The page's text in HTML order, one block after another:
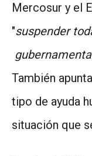
Mercosur y el
"suspender
También
tipo de ayuda
situación que